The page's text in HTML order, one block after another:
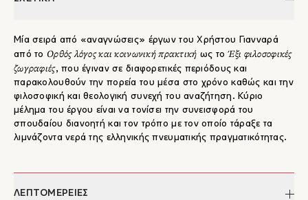
Μία σειρά από «αναγνώσεις» έργων του Χρήστου Γιανναρά
από το Ορθός λόγος και κοινωνική πρακτική ως τοΈξι φιλοσοφικές
ζωγραφιές, που έγιναν σε διαφορετικές περιόδους και
παρακολουθούν την πορεία του μέσα στο χρόνο καθώς και την
φιλοσοφική και θεολογική συνεχή του αναζήτηση. Κύριο
μέλημα του έργου είναι να τονίσει την συνεισφορά του
σπουδαίου διανοητή και τον τρόπο με τον οποίο τάραξε τα
λιμνάζοντα νερά της ελληνικής πνευματικής πραγματικότητας.
ΛΕΠΤΟΜΕΡΕΙΕΣ